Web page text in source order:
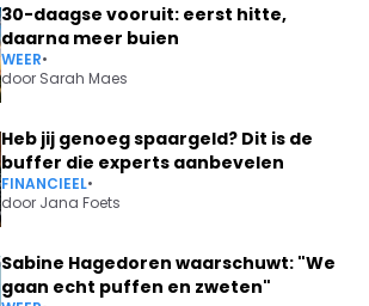
30-daagse vooruit: eerst hitte,
daarna meer buien
WEER•
door Sarah Maes
Heb jij genoeg spaargeld? Dit is de
buffer die experts aanbevelen
FINANCIEEL•
door Jana Foets
Sabine Hagedoren waarschuwt: "We
gaan echt puffen en zweten"